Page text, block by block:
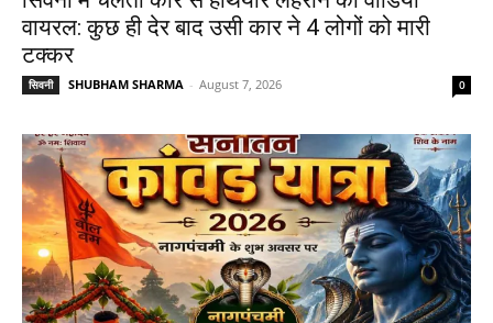
वायरल: कुछ ही देर बाद उसी कार ने 4 लोगों को मारी
टक्कर
सिवनी SHUBHAM SHARMA - August 7, 2026 0